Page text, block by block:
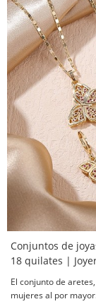
Conjuntos de
18 quilates |
El conjunto de
mujeres al por